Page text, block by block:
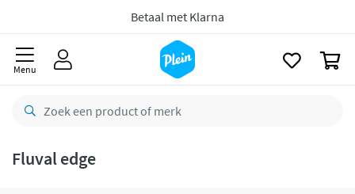
Betaal met Klarna
Menu
Fluval edge